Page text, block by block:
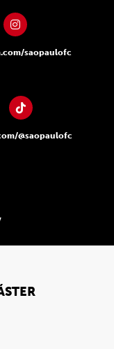
saopaulofc
@saopaulofc